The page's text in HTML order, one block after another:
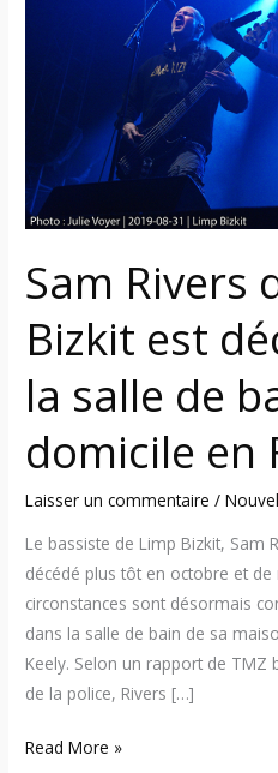
Sam Rivers
Bizkit est
la salle de
domicile en
Laisser un commentaire /
Le bassiste de Limp Bizkit, Sam
décédé plus tôt en octobre et
circonstances sont désormais
dans la salle de bain de sa
Keely. Selon un rapport de TMZ
de la police, Rivers […]
décédé
salle
de
de
domicile
Floride
Read More »